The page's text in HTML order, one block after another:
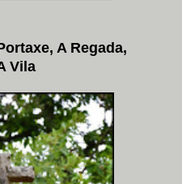
A Regada,
Vila